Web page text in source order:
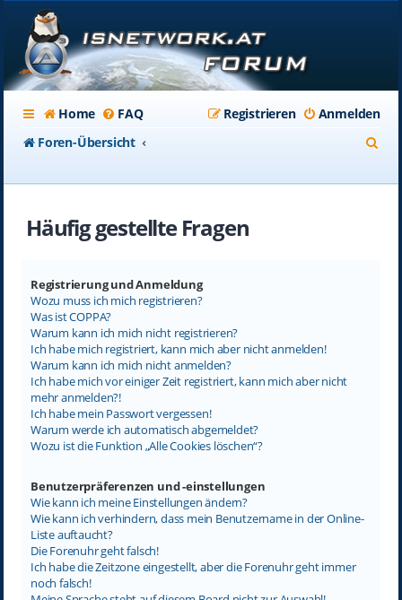
Home FAQ Anmelden
Registrieren
Foren-Übersicht
Häufig gestellte Fragen
Registrierung und Anmeldung
Wozu muss ich mich registrieren?
Was ist COPPA?
Warum kann ich mich nicht registrieren?
Ich habe mich registriert, kann mich aber nicht anmelden!
Warum kann ich mich nicht anmelden?
Ich habe mich vor einiger Zeit registriert, kann mich aber nicht
mehr anmelden?!
Ich habe mein Passwort vergessen!
Warum werde ich automatisch abgemeldet?
Wozu ist die Funktion „Alle Cookies löschen“?
Benutzerpräferenzen und -einstellungen
Wie kann ich meine Einstellungen ändern?
Wie kann ich verhindern, dass mein Benutzername in der Online-
Liste auftaucht?
Die Forenuhr geht falsch!
Ich habe die Zeitzone eingestellt, aber die Forenuhr geht immer
noch falsch!